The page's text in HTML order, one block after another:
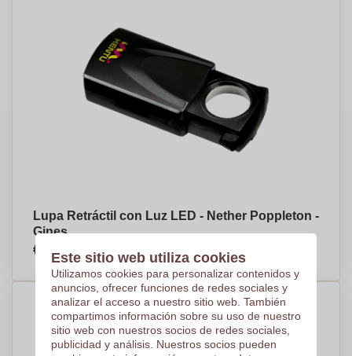
Lupa Retráctil con Luz LED - Nether Poppleton -
Gines
€2,37 Por pieza, base en 500 piezas
Este sitio web utiliza cookies
Utilizamos cookies para personalizar contenidos y
anuncios, ofrecer funciones de redes sociales y
analizar el acceso a nuestro sitio web. También
compartimos información sobre su uso de nuestro
sitio web con nuestros socios de redes sociales,
publicidad y análisis. Nuestros socios pueden